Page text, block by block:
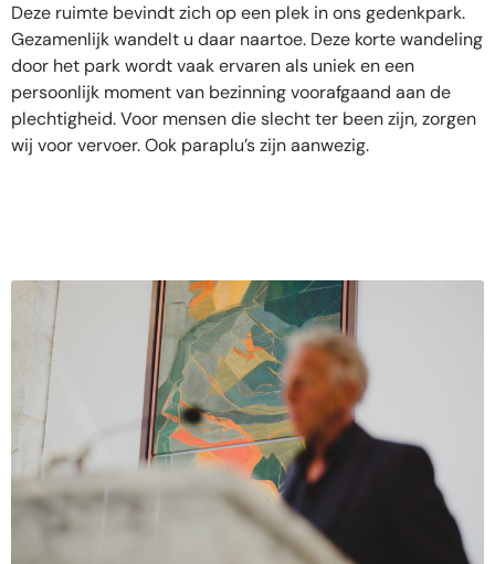
Deze ruimte bevindt zich op een plek in ons gedenkpark.
Gezamenlijk wandelt u daar naartoe. Deze korte wandeling
door het park wordt vaak ervaren als uniek en een
persoonlijk moment van bezinning voorafgaand aan de
plechtigheid. Voor mensen die slecht ter been zijn, zorgen
wij voor vervoer. Ook paraplu’s zijn aanwezig.